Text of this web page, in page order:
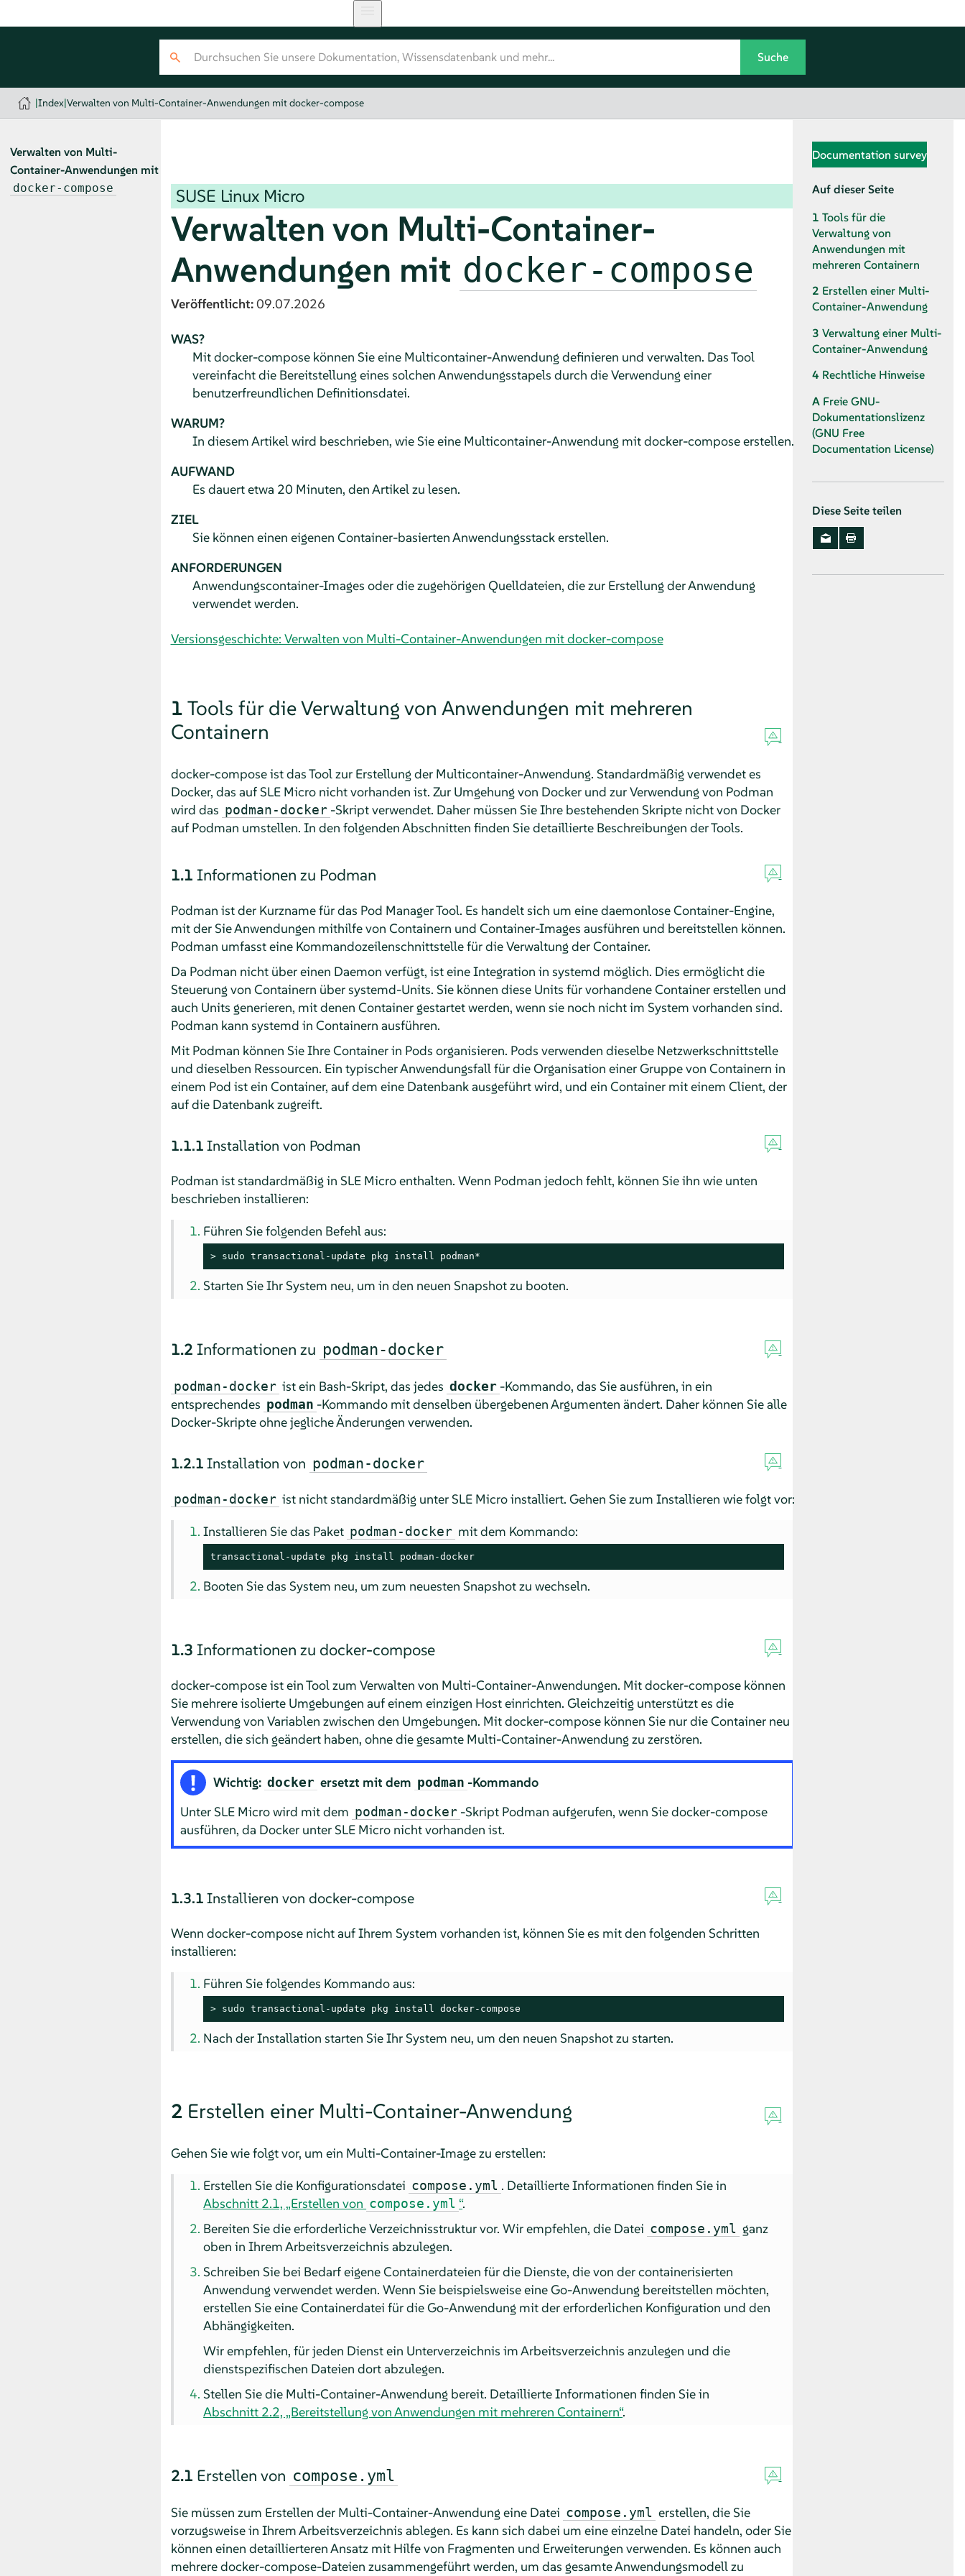
|Index|Verwalten von Multi-Container-Anwendungen mit docker-compose
Verwalten von Multi-
Container-Anwendungen mit
docker-compose
SUSE Linux Micro
Verwalten von Multi-Container-
Anwendungen mit docker-compose
Veröffentlicht:09.07.2026
WAS?
Mit docker-compose können Sie eine Multicontainer-Anwendung definieren und verwalten. Das Tool
vereinfacht die Bereitstellung eines solchen Anwendungsstapels durch die Verwendung einer
benutzerfreundlichen Definitionsdatei.
WARUM?
In diesem Artikel wird beschrieben, wie Sie eine Multicontainer-Anwendung mit docker-compose erstellen.
AUFWAND
Es dauert etwa 20 Minuten, den Artikel zu lesen.
ZIEL
Sie können einen eigenen Container-basierten Anwendungsstack erstellen.
ANFORDERUNGEN
Anwendungscontainer-Images oder die zugehörigen Quelldateien, die zur Erstellung der Anwendung
verwendet werden.
Versionsgeschichte: Verwalten von Multi-Container-Anwendungen mit docker-compose
1 Tools für die Verwaltung von Anwendungen mit mehreren
Containern
docker-compose ist das Tool zur Erstellung der Multicontainer-Anwendung. Standardmäßig verwendet es
Docker, das auf SLE Micronicht vorhanden ist. Zur Umgehung von Docker und zur Verwendung von Podman
wird das podman-docker -Skript verwendet. Daher müssen Sie Ihre bestehenden Skripte nicht von Docker
auf Podman umstellen. In den folgenden Abschnitten finden Sie detaillierte Beschreibungen der Tools.
1.1 Informationen zu Podman
Podman ist der Kurzname für das Pod Manager Tool. Es handelt sich um eine daemonlose Container-Engine,
mit der Sie Anwendungen mithilfe von Containern und Container-Images ausführen und bereitstellen können.
Podman umfasst eine Kommandozeilenschnittstelle für die Verwaltung der Container.
Da Podman nicht über einen Daemon verfügt, ist eine Integration in systemd möglich. Dies ermöglicht die
Steuerung von Containern über systemd-Units. Sie können diese Units für vorhandene Container erstellen und
auch Units generieren, mit denen Container gestartet werden, wenn sie noch nicht im System vorhanden sind.
Podman kann systemd in Containern ausführen.
Mit Podman können Sie Ihre Container in Pods organisieren. Pods verwenden dieselbe Netzwerkschnittstelle
und dieselben Ressourcen. Ein typischer Anwendungsfall für die Organisation einer Gruppe von Containern in
einem Pod ist ein Container, auf dem eine Datenbank ausgeführt wird, und ein Container mit einem Client, der
auf die Datenbank zugreift.
1.1.1Installation von Podman
Podman ist standardmäßig in SLE Microenthalten. Wenn Podman jedoch fehlt, können Sie ihn wie unten
beschrieben installieren:
Führen Sie folgenden Befehl aus:
> sudo transactional-update pkg install podman*
Starten Sie Ihr System neu, um in den neuen Snapshot zu booten.
1.2 Informationen zu podman-docker
podman-docker ist ein Bash-Skript, das jedes docker -Kommando, das Sie ausführen, in ein
entsprechendes podman -Kommando mit denselben übergebenen Argumenten ändert. Daher können Sie alle
Docker-Skripte ohne jegliche Änderungen verwenden.
1.2.1Installation von podman-docker
podman-docker ist nicht standardmäßig unter SLE Microinstalliert. Gehen Sie zum Installieren wie folgt vor:
Installieren Sie das Paket podman-docker mit dem Kommando:
transactional-update pkg install podman-docker
Booten Sie das System neu, um zum neuesten Snapshot zu wechseln.
1.3 Informationen zu docker-compose
docker-compose ist ein Tool zum Verwalten von Multi-Container-Anwendungen. Mit docker-compose können
Sie mehrere isolierte Umgebungen auf einem einzigen Host einrichten. Gleichzeitig unterstützt es die
Verwendung von Variablen zwischen den Umgebungen. Mit docker-compose können Sie nur die Container neu
erstellen, die sich geändert haben, ohne die gesamte Multi-Container-Anwendung zu zerstören.
Wichtig: docker ersetzt mit dem podman -Kommando
Unter SLE Microwird mit dem podman-docker -Skript Podman aufgerufen, wenn Sie docker-compose
ausführen, da Docker unter SLE Micro nicht vorhanden ist.
1.3.1Installieren von docker-compose
Wenn docker-compose nicht auf Ihrem System vorhanden ist, können Sie es mit den folgenden Schritten
installieren:
Führen Sie folgendes Kommando aus:
> sudo transactional-update pkg install docker-compose
Nach der Installation starten Sie Ihr System neu, um den neuen Snapshot zu starten.
2 Erstellen einer Multi-Container-Anwendung
Gehen Sie wie folgt vor, um ein Multi-Container-Image zu erstellen:
Erstellen Sie die Konfigurationsdatei compose.yml . Detaillierte Informationen finden Sie in
Abschnitt 2.1, „Erstellen von compose.yml “.
Bereiten Sie die erforderliche Verzeichnisstruktur vor. Wir empfehlen, die Datei compose.yml ganz
oben in Ihrem Arbeitsverzeichnis abzulegen.
Schreiben Sie bei Bedarf eigene Containerdateien für die Dienste, die von der containerisierten
Anwendung verwendet werden. Wenn Sie beispielsweise eine Go-Anwendung bereitstellen möchten,
erstellen Sie eine Containerdatei für die Go-Anwendung mit der erforderlichen Konfiguration und den
Abhängigkeiten.
Wir empfehlen, für jeden Dienst ein Unterverzeichnis im Arbeitsverzeichnis anzulegen und die
dienstspezifischen Dateien dort abzulegen.
Stellen Sie die Multi-Container-Anwendung bereit. Detaillierte Informationen finden Sie in
Abschnitt 2.2, „Bereitstellung von Anwendungen mit mehreren Containern“.
2.1 Erstellen von compose.yml
Sie müssen zum Erstellen der Multi-Container-Anwendung eine Datei compose.yml erstellen, die Sie
vorzugsweise in Ihrem Arbeitsverzeichnis ablegen. Es kann sich dabei um eine einzelne Datei handeln, oder Sie
können einen detaillierteren Ansatz mit Hilfe von Fragmenten und Erweiterungen verwenden. Es können auch
mehrere docker-compose-Dateien zusammengeführt werden, um das gesamte Anwendungsmodell zu
Documentation survey
Auf dieser Seite
1 Tools für die
Verwaltung von
Anwendungen mit
mehreren Containern
2 Erstellen einer Multi-
Container-Anwendung
3 Verwaltung einer Multi-
Container-Anwendung
4 Rechtliche Hinweise
A Freie GNU-
Dokumentationslizenz
(GNU Free
Documentation License)
Diese Seite teilen